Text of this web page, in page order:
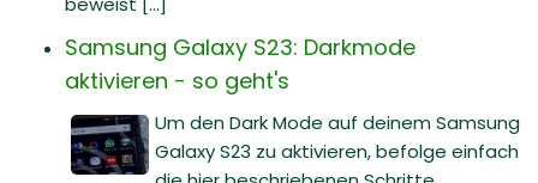
Samsung Galaxy S23: Darkmode
aktivieren - so geht's
Um den Dark Mode auf deinem Samsung
Galaxy S23 zu aktivieren, befolge einfach